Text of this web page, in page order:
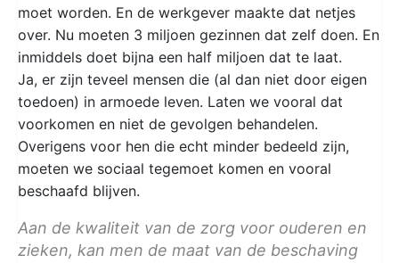
moet worden. En de werkgever maakte dat netjes
over. Nu moeten 3 miljoen gezinnen dat zelf doen. En
inmiddels doet bijna een half miljoen dat te laat.
Ja, er zijn teveel mensen die (al dan niet door eigen
toedoen) in armoede leven. Laten we vooral dat
voorkomen en niet de gevolgen behandelen.
Overigens voor hen die echt minder bedeeld zijn,
moeten we sociaal tegemoet komen en vooral
beschaafd blijven.
Aan de kwaliteit van de zorg voor ouderen en
zieken, kan men de maat van de beschaving